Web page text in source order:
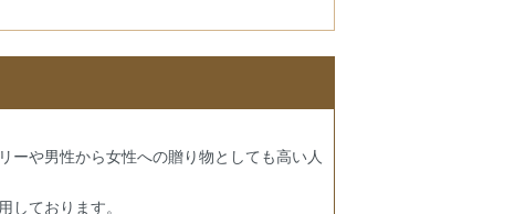
ーや男性から女性への贈り物としても高い人
ております。